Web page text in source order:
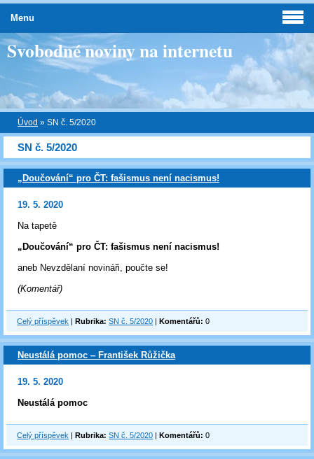
Svobodné noviny na internetu
Úvod » SN č. 5/2020
SN č. 5/2020
„Doučování“ pro ČT: fašismus není nacismus!
19. 5. 2020
Na tapetě
„Doučování“ pro ČT: fašismus není nacismus!
aneb Nevzdělaní novináři, poučte se!
(Komentář)
Celý příspěvek |Rubrika: SN č. 5/2020 |Komentářů: 0
Neustálá pomoc ‒ František Růžička
19. 5. 2020
Neustálá pomoc
Celý příspěvek |Rubrika: SN č. 5/2020 |Komentářů: 0
Menu